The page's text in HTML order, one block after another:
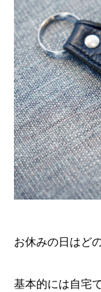
お休みの日はど
基本的には自宅